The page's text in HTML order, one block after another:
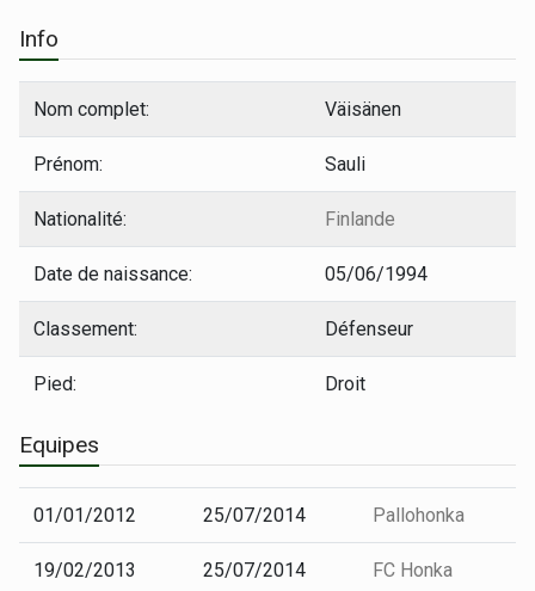
Info
Nom complet: Väisänen
Prénom: Sauli
Nationalité: Finlande
Date de naissance: 05/06/1994
Classement: Défenseur
Pied: Droit
Equipes
01/01/2012 25/07/2014 Pallohonka
19/02/2013 25/07/2014 FC Honka